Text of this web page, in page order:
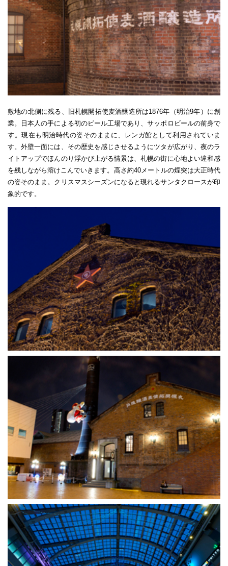
敷地の北側に残る、旧札幌開拓使麦酒醸造所は1876年（明治9年）に創
業。日本人の手による初のビール工場であり、サッポロビールの前身で
す。現在も明治時代の姿そのままに、レンガ館として利用されていま
す。外壁一面には、その歴史を感じさせるようにツタが広がり、夜のラ
イトアップでほんのり浮かび上がる情景は、札幌の街に心地よい違和感
を残しながら溶けこんでいきます。高さ約40メートルの煙突は大正時代
の姿そのまま。クリスマスシーズンになると現れるサンタクロースが印
象的です。